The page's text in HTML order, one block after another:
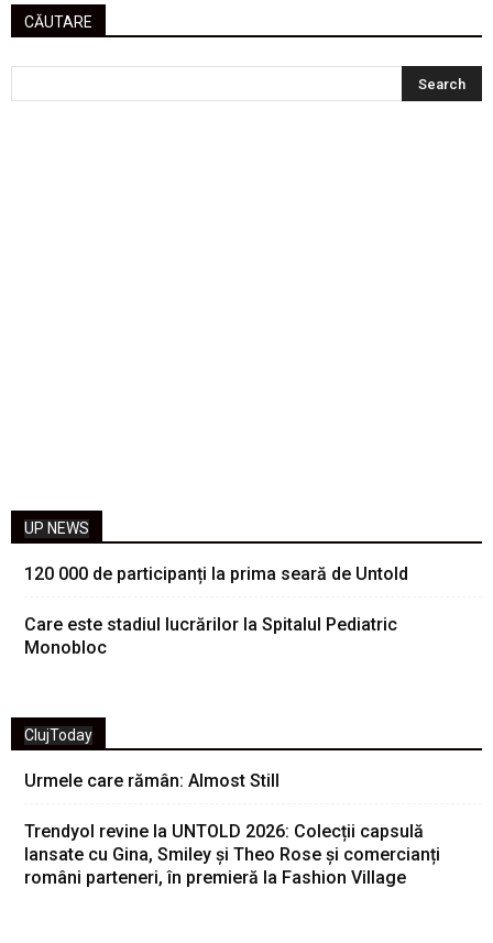
CĂUTARE
UP NEWS
120 000 de participanți la prima seară de Untold
Care este stadiul lucrărilor la Spitalul Pediatric
Monobloc
ClujToday
Urmele care rămân: Almost Still
Trendyol revine la UNTOLD 2026: Colecții capsulă
lansate cu Gina, Smiley și Theo Rose și comercianți
români parteneri, în premieră la Fashion Village